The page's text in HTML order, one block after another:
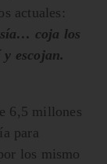
actuales:
coja los
escojan.
6,5 millones
para
los mismo